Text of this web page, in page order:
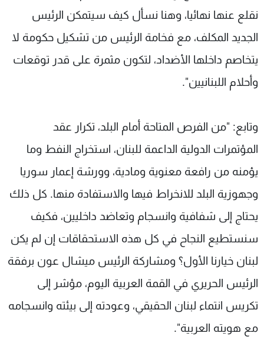
نقلع عنها نهائيا، وهنا نسأل كيف سيتمكن الرئيس
الجديد المكلف، مع فخامة الرئيس من تشكيل حكومة لا
يتخاصم داخلها الأضداد، لتكون مثمرة على قدر توقعات
وأحلام اللبنانيين".
وتابع: "من الفرص المتاحة أمام البلد، تكرار عقد
المؤتمرات الدولية الداعمة للبنان، استخراج النفط وما
يؤمنه من رافعة معنوية ومادية، وورشة إعمار سوريا
وجهوزية البلد للانخراط فيها والاستفادة منها. كل ذلك
يحتاج إلى شفافية وانسجام وتعاضد داخليين، فكيف
سنستطيع النجاح في كل هذه الاستحقاقات إن لم يكن
لبنان خيارنا الأول؟ ومشاركة الرئيس ميشال عون برفقة
الرئيس الحريري في القمة العربية اليوم، مؤشر إلى
تكريس انتماء لبنان الحقيقي، وعودته إلى بيئته وانسجامه
مع هويته العربية".